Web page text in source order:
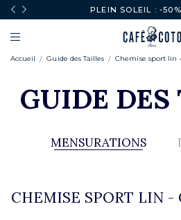
PLEIN SOLEIL : -50% dès 2
Accueil Guide des Tailles Chemise sport lin
GUIDE
MENSURATIONS
CHEMISE SPORT LIN -